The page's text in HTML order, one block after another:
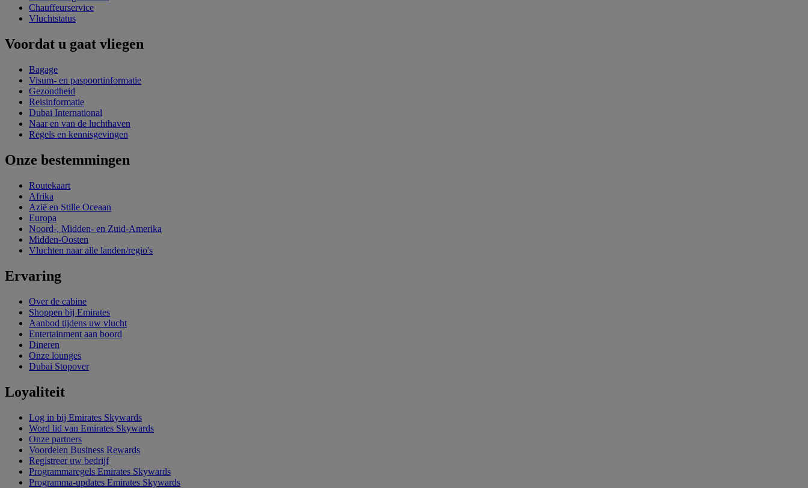
Chauffeurservice
Vluchtstatus
Voordat u gaat vliegen
Bagage
Visum- en paspoortinformatie
Gezondheid
Reisinformatie
Dubai International
Naar en van de luchthaven
Regels en kennisgevingen
Onze bestemmingen
Routekaart
Afrika
Azië en Stille Oceaan
Europa
Noord-, Midden- en Zuid-Amerika
Midden-Oosten
Vluchten naar alle landen/regio's
Ervaring
Over de cabine
Shoppen bij Emirates
Aanbod tijdens uw vlucht
Entertainment aan boord
Dineren
Onze lounges
Dubai Stopover
Loyaliteit
Log in bij Emirates Skywards
Word lid van Emirates Skywards
Onze partners
Voordelen Business Rewards
Registreer uw bedrijf
Programmaregels Emirates Skywards
Programma-updates Emirates Skywards